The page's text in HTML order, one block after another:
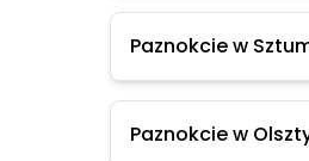
Paznokcie w
Paznokcie w